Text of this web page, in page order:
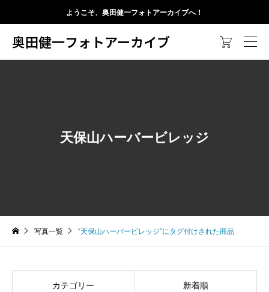
ようこそ、奥田健一フォトアーカイブへ！
奥田健一フォトアーカイブ 
天保山ハーバービレッジ
写真一覧 “天保山ハーバービレッジ”にタグ付けされた商品
カテゴリー 新着順